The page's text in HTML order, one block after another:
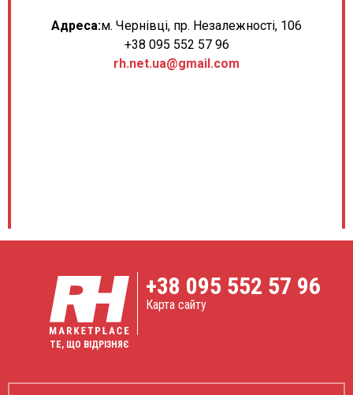
Адреса:м. Чернівці, пр. Незалежності, 106
+38 095 552 57 96
rh.net.ua@gmail.com
ТЕ, ЩО ВІДРІЗНЯЄ
+38 095 552 57 96
Карта сайту